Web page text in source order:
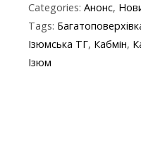
e
b
o
itt
er
e
gr
Categories: Анонс,
Tags:
Ізюмська ТГ, Кабмін,
Ізюм